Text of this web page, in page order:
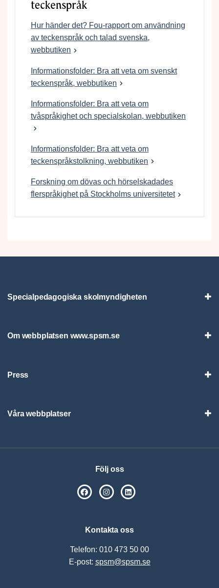
teckenspråk
Hur händer det? Fou-rapport om användning
av teckenspråk och talad svenska,
webbutiken
Informationsfolder: Bra att veta om svenskt
teckenspråk, webbutiken
Informationsfolder: Bra att veta om
tvåspråkighet och specialskolan, webbutiken
Informationsfolder: Bra att veta om
teckenspråkstolkning, webbutiken
Forskning om dövas och hörselskadades
flerspråkighet på Stockholms universitetet
Specialpedagogiska skolmyndigheten
Om webbplatsen www.spsm.se
Press
Våra webbplatser
Följ oss
SPSM på Facebook
SPSM på Instagram
Kontakta oss
Telefon: 010 473 50 00
E-post: spsm@spsm.se